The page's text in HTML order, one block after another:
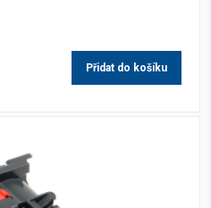
Přidat do košíku